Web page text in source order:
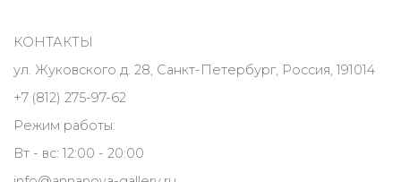
КОНТАКТЫ
ул. Жуковского д. 28, Санкт-Петербург, Россия, 191014
+7 (812) 275-97-62
Режим работы:
Вт - вс: 12:00 - 20:00